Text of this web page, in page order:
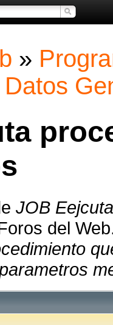
»
JOB
del